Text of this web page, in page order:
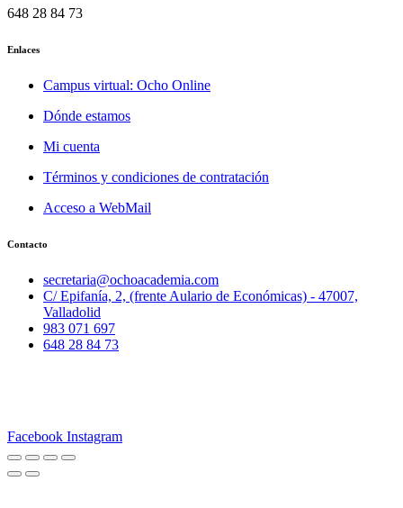
648 28 84 73
Enlaces
Campus virtual: Ocho Online
Dónde estamos
Mi cuenta
Términos y condiciones de contratación
Acceso a WebMail
Contacto
secretaria@ochoacademia.com
C/ Epifanía, 2, (frente Aulario de Económicas) - 47007,
Valladolid
983 071 697
648 28 84 73
Facebook Instagram